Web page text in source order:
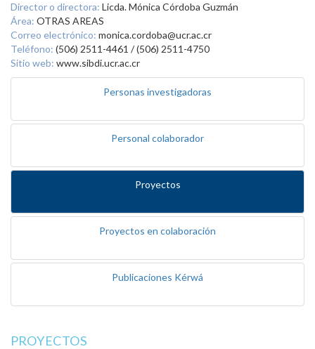
Director o directora: Licda. Mónica Córdoba Guzmán
Área: OTRAS AREAS
Correo electrónico: monica.cordoba@ucr.ac.cr
Teléfono: (506) 2511-4461 / (506) 2511-4750
Sitio web: www.sibdi.ucr.ac.cr
Personas investigadoras
Personal colaborador
Proyectos
Proyectos en colaboración
Publicaciones Kérwá
PROYECTOS